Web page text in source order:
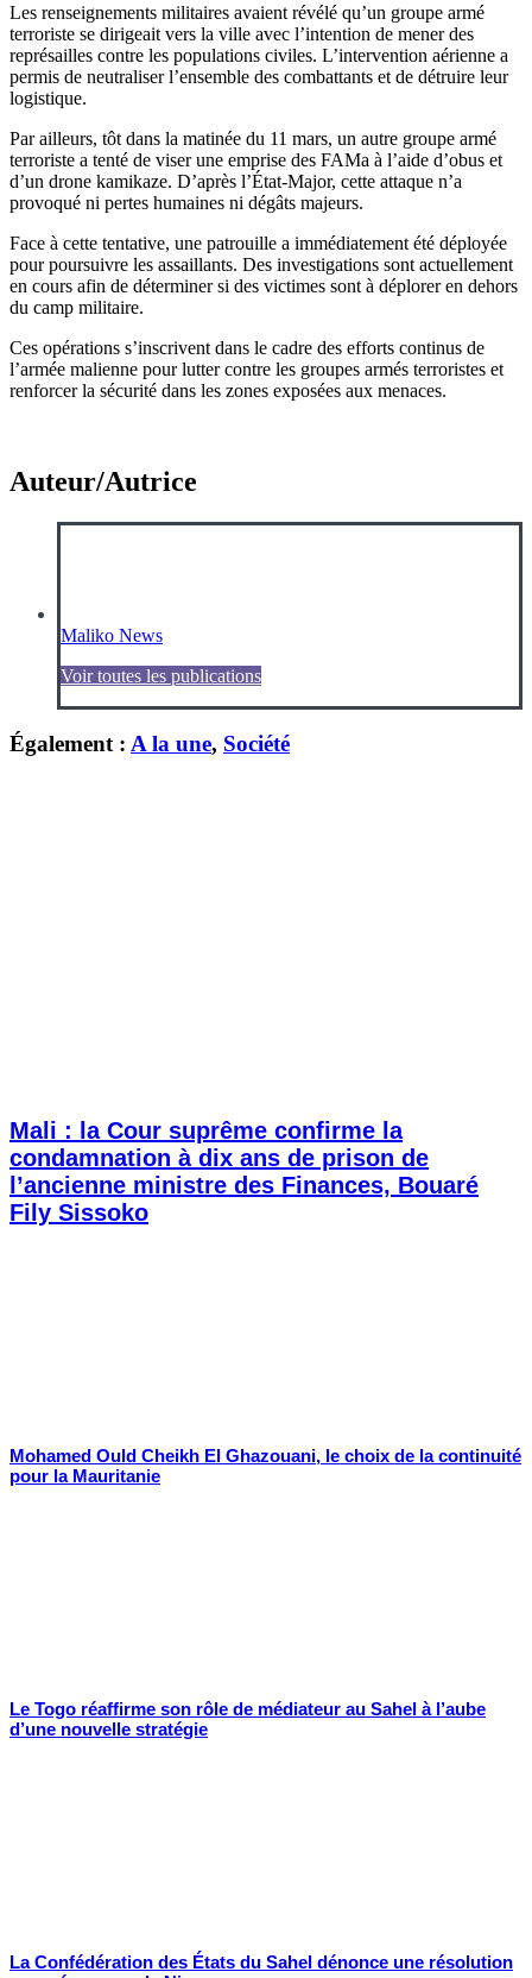
Les renseignements militaires avaient révélé qu’un groupe armé
terroriste se dirigeait vers la ville avec l’intention de mener des
représailles contre les populations civiles. L’intervention aérienne a
permis de neutraliser l’ensemble des combattants et de détruire leur
logistique.
Par ailleurs, tôt dans la matinée du 11 mars, un autre groupe armé
terroriste a tenté de viser une emprise des FAMa à l’aide d’obus et
d’un drone kamikaze. D’après l’État-Major, cette attaque n’a
provoqué ni pertes humaines ni dégâts majeurs.
Face à cette tentative, une patrouille a immédiatement été déployée
pour poursuivre les assaillants. Des investigations sont actuellement
en cours afin de déterminer si des victimes sont à déplorer en dehors
du camp militaire.
Ces opérations s’inscrivent dans le cadre des efforts continus de
l’armée malienne pour lutter contre les groupes armés terroristes et
renforcer la sécurité dans les zones exposées aux menaces.
Auteur/Autrice
Maliko News
Voir toutes les publications
Également : A la une, Société
Mali : la Cour suprême confirme la
condamnation à dix ans de prison de
l’ancienne ministre des Finances, Bouaré
Fily Sissoko
Mohamed Ould Cheikh El Ghazouani, le choix de la continuité
pour la Mauritanie
Le Togo réaffirme son rôle de médiateur au Sahel à l’aube
d’une nouvelle stratégie
La Confédération des États du Sahel dénonce une résolution